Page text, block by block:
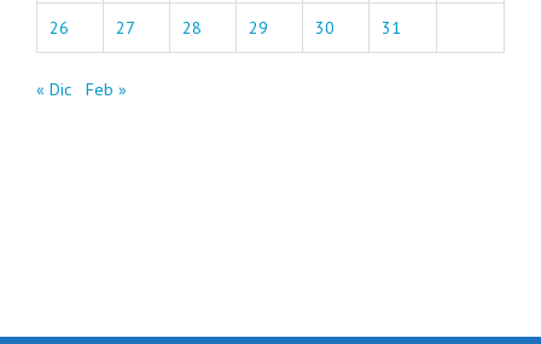
26 27 28 29 30 31
« Dic Feb »